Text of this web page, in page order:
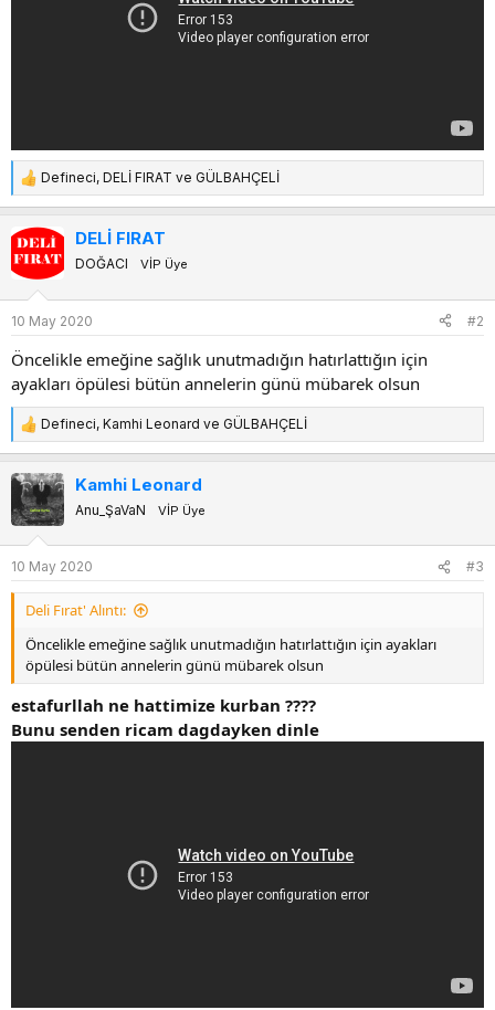
T
e
p
k
i
e
r
Defineci, DELİ FIRAT ve GÜLBAHÇELİ
DELİ FIRAT
DOĞACI VİP Üye
10 May 2020 #2
Öncelikle emeğine sağlık unutmadığın hatırlattığın için
ayakları öpülesi bütün annelerin günü mübarek olsun
T
e
p
k
i
l
e
r
:
Defineci, Kamhi Leonard ve GÜLBAHÇELİ
Kamhi Leonard
Anu_ŞaVaN VİP Üye
10 May 2020 #3
Deli Fırat' Alıntı:
Öncelikle emeğine sağlık unutmadığın hatırlattığın için ayakları
öpülesi bütün annelerin günü mübarek olsun
estafurllah ne hattimize kurban ????
Bunu senden ricam dagdayken dinle